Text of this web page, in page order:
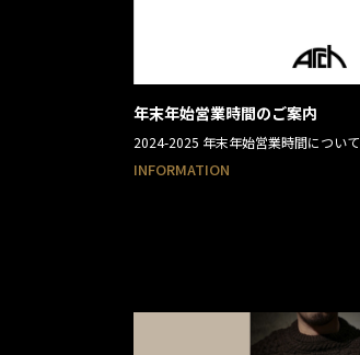
年末年始営業時間のご案内
2024-2025 年末年始営業時間について
INFORMATION